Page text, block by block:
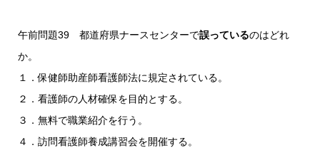
午前問題39 都道府県ナースセンターで誤っているのはどれ
か。
１．保健師助産師看護師法に規定されている。
２．看護師の人材確保を目的とする。
３．無料で職業紹介を行う。
４．訪問看護師養成講習会を開催する。